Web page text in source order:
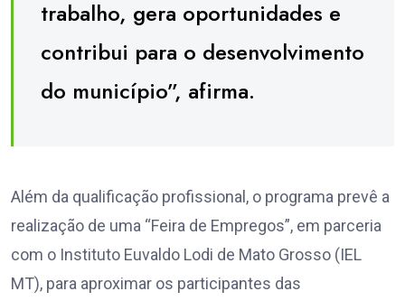
trabalho, gera oportunidades e
contribui para o desenvolvimento
do município”, afirma.
Além da qualificação profissional, o programa prevê a
realização de uma “Feira de Empregos”, em parceria
com o Instituto Euvaldo Lodi de Mato Grosso (IEL
MT), para aproximar os participantes das